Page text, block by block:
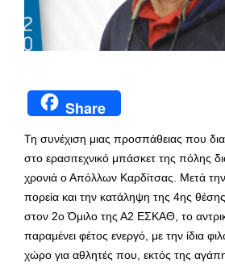
Share
Τη συνέχιση μιας προσπάθειας που
στο ερασιτεχνικό μπάσκετ της πόλης
χρονιά ο Απόλλων Καρδίτσας. Μετά
πορεία και την κατάληψη της 4ης
στον 2ο Όμιλο της Α2 ΕΣΚΑΘ, το
παραμένει φέτος ενεργό, με την ίδια
χώρο για αθλητές που, εκτός της